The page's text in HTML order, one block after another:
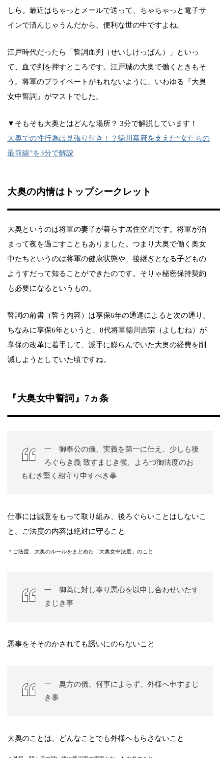
しら。最近はちゃっとメールで送って、ちゃちゃっと電子サ
インで済んじゃうんだから、便利な世の中ですよね。
江戸時代だったら「誓詞血判（せいしけっぱん）」といっ
て、血で判を押すところです。江戸城の大奥で働くときもそ
う。将軍のプライベートがもれないように、いわゆる『大奥
女中誓詞』がマストでした。
▼そもそも大奥とはどんな場所？ 3分で解説しています！
大奥での性行為は見張り付き！？徳川幕府を支えた“女たちの
最前線”を3分で解説
大奥の内情はトップシークレット
大奥というのは将軍の妻子が暮らす居住空間です。将軍が泊
まって夜を過ごすこともありました。つまり大奥で働く奥女
中たちというのは将軍の健康状態や、後継ぎとなる子どもの
ようすだって知ることができたのです。そりゃ秘密保持契約
も必要になるというもの。
誓詞の前書（誓う内容）は享保6年の通達によると次の通り。
ちなみに享保6年というと、8代将軍徳川吉宗（よしむね）が
享保の改革に着手して、派手に膨らんでいた大奥の経費を削
減しようとしていた頃ですね。
『大奥女中誓詞』7ヵ条
一 御奉公の儀、実義を第一に仕え、少しも後
ろぐらき義 致すまじき候、よろづ御法度のお
もむき堅く相守り申すべき事
仕事には誠意をもって取り組み、後ろぐらいことはしないこ
と。ご法度の内容は絶対に守ること
＊ご法度…大奥のルールをまとめた「大奥女中法度」のこと
一 御為に対し奉り悪心を以申し合わせいたす
まじき事
悪事をそそのかされても誘いにのらないこと
一 奥方の儀、何事によらず、外様へ申すまじ
き事
大奥のことは、どんなことでも外様へもらさないこと